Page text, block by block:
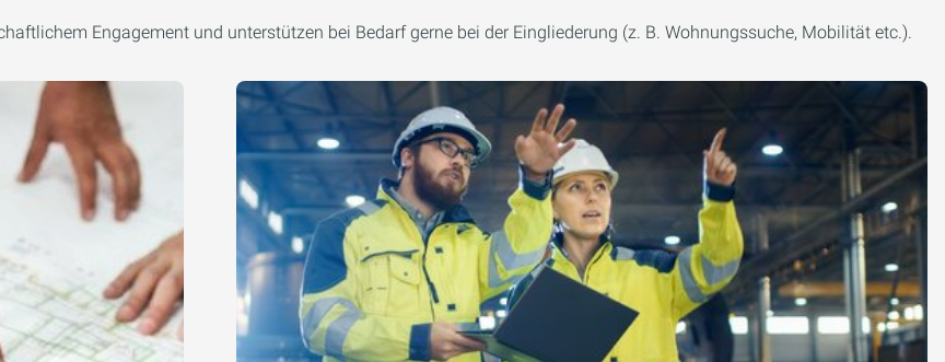
Engagement und unterstützen bei Bedarf gerne bei der Eingliederung (z. B. Wohnungssuche, Mobilität etc.).